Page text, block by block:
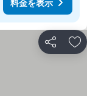
料金を表示
シェア お